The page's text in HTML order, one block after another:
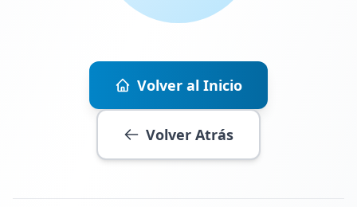
Volver al Inicio
Volver Atrás